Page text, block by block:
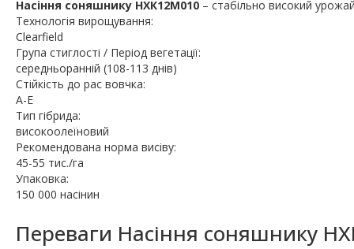
Насіння соняшнику НХК12М010 – стабільно високий
Технологія вирощування:
Clearfield
Група стиглості / Період вегетації:
середньоранній (108-113 днів)
Стійкість до рас вовчка:
A-E
Тип гібрида:
високоолеїновий
Рекомендована норма висіву:
45-55 тис./га
Упаковка:
150 000 насінин
Переваги Насіння соняшнику